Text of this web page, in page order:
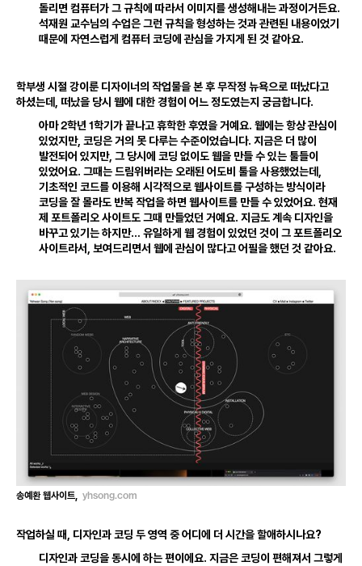
돌리면 컴퓨터가 그 규칙에 따라서 이미지를 생성해내는 과정이거든요.
석재원 교수님의 수업은 그런 규칙을 형성하는 것과 관련된 내용이었기
때문에 자연스럽게 컴퓨터 코딩에 관심을 가지게 된 것 같아요.
학부생 시절 강이룬 디자이너의 작업물을 본 후 무작정 뉴욕으로 떠났다고
하셨는데
떠났을 당시 웹에 대한 경험이 어느 정도였는지 궁금합니다.
아마2학년 1학기가 끝나고 휴학한 후였을 거예요. 웹에는 항상 관심이
있었지만, 코딩은 거의 못 다루는 수준이었습니다. 지금은 더 많이
발전되어 있지만, 그 당시에 코딩 없이도 웹을 만들 수 있는 툴들이
있었어요. 그때는 드림위버라는 오래된 어도비 툴을 사용했었는데
기초적인 코드를 이용해 시각적으로 웹사이트를 구성하는 방식이라
코딩을 잘 몰라도 반복 작업을 하면 웹사이트를 만들 수 있었어요. 현재
제 포트폴리오 사이트도 그때 만들었던 거예요. 지금도 계속 디자인을
바꾸고 있기는 하지만… 유일하게 웹 경험이 있었던 것이 그 포트폴리오
사이트라서
보여드리면서 웹에 관심이 많다고 어필을 했던 것 같아요.
송예환 웹사이트, yhsong.com
작업하실 때, 디자인과 코딩 두 영역 중 어디에 더 시간을 할애하시나요?
디자인과 코딩을 동시에 하는 편이에요. 지금은 코딩이 편해져서 그렇게